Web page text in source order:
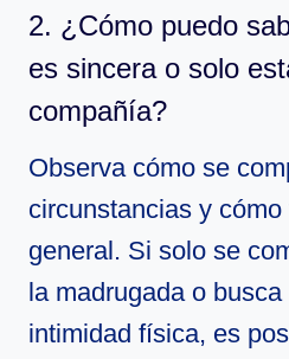
2. ¿Cómo puedo
es sincera o solo
compañía?
Observa cómo se
circunstancias y cómo
general. Si solo se
la madrugada o
intimidad física, es